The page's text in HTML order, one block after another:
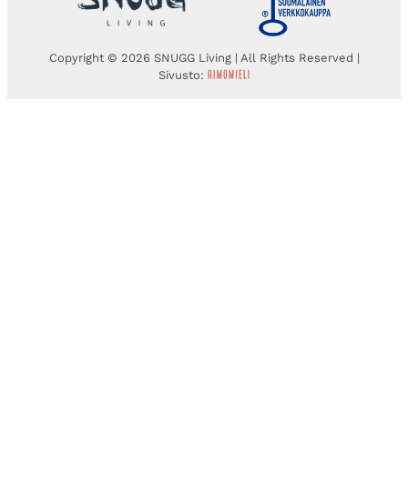
Copyright © 2026 SNUGG Living | All Rights Reserved |
Sivusto: